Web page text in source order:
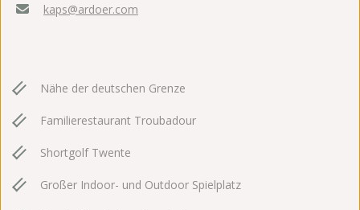
kaps@ardoer.com
Nähe der deutschen Grenze
Familierestaurant Troubadour
Shortgolf Twente
Großer Indoor- und Outdoor Spielplatz